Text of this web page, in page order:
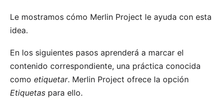
Le mostramos cómo Merlin Project le ayuda con esta
idea.
En los siguientes pasos aprenderá a marcar el
contenido correspondiente, una práctica conocida
como etiquetar. Merlin Project ofrece la opción
Etiquetas para ello.